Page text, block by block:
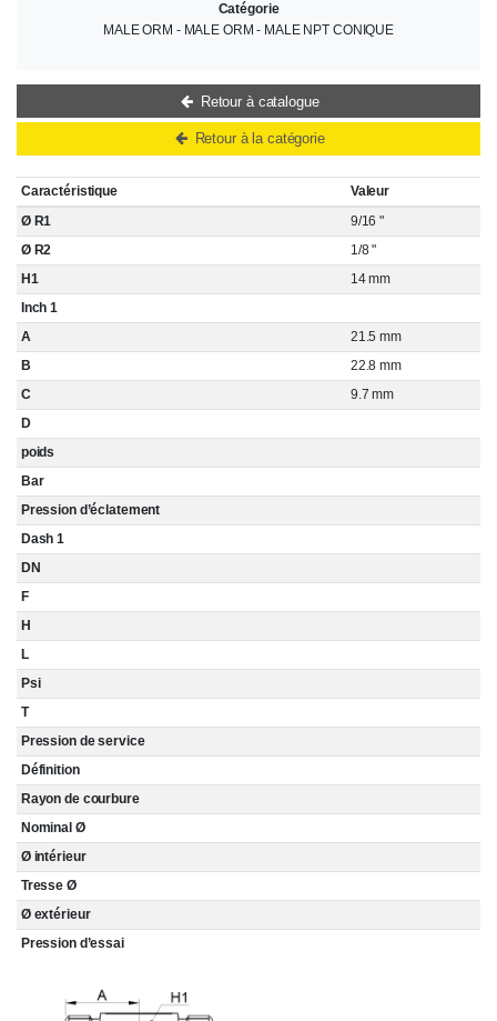
Caractéristique
Valeur
Ø R1
9/16 "
Ø R2
1/8 "
H1
14 mm
Inch 1
A
21.5 mm
B
22.8 mm
C
9.7 mm
D
poids
Bar
Pression d’éclatement
Dash 1
DN
F
H
L
Psi
T
Pression de service
Définition
Rayon de courbure
Nominal Ø
Ø intérieur
Tresse Ø
Ø extérieur
Pression d’essai
Catégorie
MALE ORM - MALE ORM - MALE NPT CONIQUE
Retour à catalogue
Retour à la catégorie